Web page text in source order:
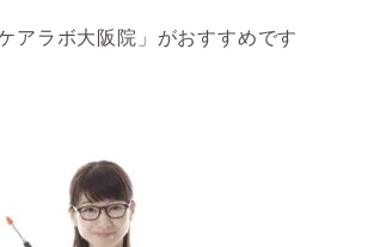
アラボ大阪院」がおすすめです